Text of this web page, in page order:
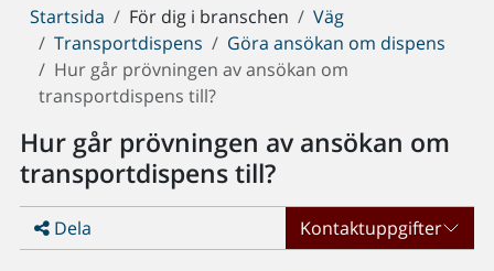
Du
är
här:
Startsida För dig i branschen
Väg
Transportdispens
Göra ansökan om dispens
Hur går prövningen av ansökan om
transportdispens till?
Hur går prövningen av ansökan om
transportdispens till?
Dela Kontaktuppgifter